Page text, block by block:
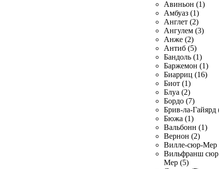
Авиньон (1)
Амбуаз (1)
Англет (2)
Ангулем (3)
Анже (2)
Антиб (5)
Бандоль (1)
Баржемон (1)
Биарриц (16)
Биот (1)
Блуа (2)
Бордо (7)
Брив-ла-Гайярд
Бюжа (1)
Вальбонн (1)
Вернон (2)
Вилле-сюр-Мер
Вильфранш сюр
Мер (5)